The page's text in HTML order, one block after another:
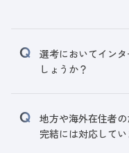
選考においてイン
しょうか？
地方や海外在住者
完結には対応してい